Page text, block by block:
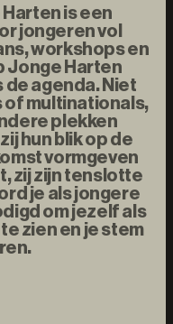
is een
jongeren vol
workshops en
Jonge Harten
agenda. Niet
multinationals,
plekken
hun blik op de
vormgeven
zij zijn tenslotte
je als jongere
om jezelf als
zien en je stem